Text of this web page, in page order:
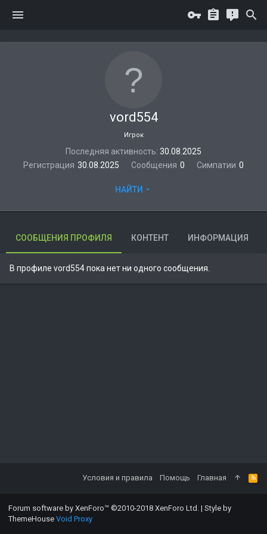
vord554
Игрок
Последняя активность 30.08.2025
Регистрация 30.08.2025 Сообщения 0 Симпатии 0
НАЙТИ
СООБЩЕНИЯ ПРОФИЛЯ КОНТЕНТ ИНФОРМАЦИЯ
В профиле vord554 пока нет ни одного сообщения.
Условия и правила Помощь Главная
Forum software by XenForo™ ©2010-2018 XenForo Ltd. | Style by
ThemeHouse Void Proxy